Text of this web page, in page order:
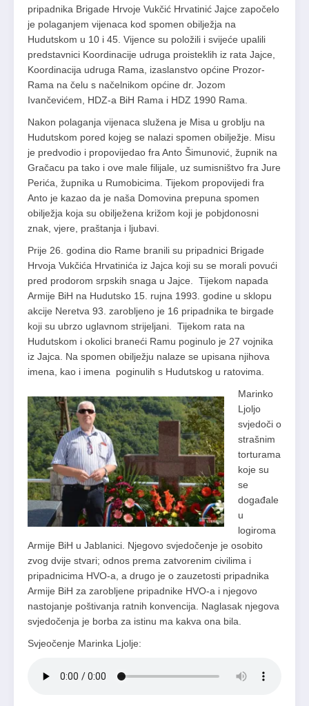
pripadnika Brigade Hrvoje Vukčić Hrvatinić Jajce započelo
je polaganjem vijenaca kod spomen obilježja na
Hudutskom u 10 i 45. Vijence su položili i svijeće upalili
predstavnici Koordinacije udruga proisteklih iz rata Jajce,
Koordinacija udruga Rama, izaslanstvo općine Prozor-
Rama na čelu s načelnikom općine dr. Jozom
Ivančevićem, HDZ-a BiH Rama i HDZ 1990 Rama.
Nakon polaganja vijenaca služena je Misa u groblju na
Hudutskom pored kojeg se nalazi spomen obilježje. Misu
je predvodio i propovijedao fra Anto Šimunović, župnik na
Gračacu pa tako i ove male filijale, uz sumisništvo fra Jure
Perića, župnika u Rumobicima. Tijekom propovijedi fra
Anto je kazao da je naša Domovina prepuna spomen
obilježja koja su obilježena križom koji je pobjdonosni
znak, vjere, praštanja i ljubavi.
Prije 26. godina dio Rame branili su pripadnici Brigade
Hrvoja Vukčića Hrvatinića iz Jajca koji su se morali povući
pred prodorom srpskih snaga u Jajce. Tijekom napada
Armije BiH na Hudutsko 15. rujna 1993. godine u sklopu
akcije Neretva 93. zarobljeno je 16 pripadnika te birgade
koji su ubrzo uglavnom strijeljani. Tijekom rata na
Hudutskom i okolici braneći Ramu poginulo je 27 vojnika
iz Jajca. Na spomen obilježju nalaze se upisana njihova
imena, kao i imena poginulih s Hudutskog u ratovima.
Marinko
Ljoljo
svjedoči o
strašnim
torturama
koje su
se
događale
u
logiroma
Armije BiH u Jablanici. Njegovo svjedočenje je osobito
zvog dvije stvari; odnos prema zatvorenim civilima i
pripadnicima HVO-a, a drugo je o zauzetosti pripadnika
Armije BiH za zarobljene pripadnike HVO-a i njegovo
nastojanje poštivanja ratnih konvencija. Naglasak njegova
svjedočenja je borba za istinu ma kakva ona bila.
Svjeočenje Marinka Ljolje: